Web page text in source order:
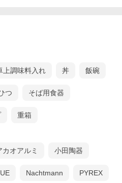
上調味料入れ 丼 飯碗
つ そば用食器
重箱
カオアルミ 小田陶器
Nachtmann PYREX